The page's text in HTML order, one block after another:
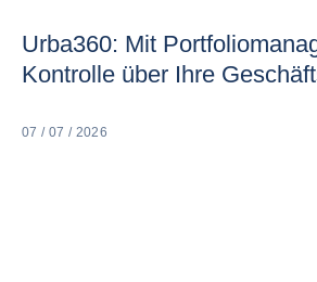
Urba360: Mit
Kontrolle über Ihre
07 / 07 / 2026